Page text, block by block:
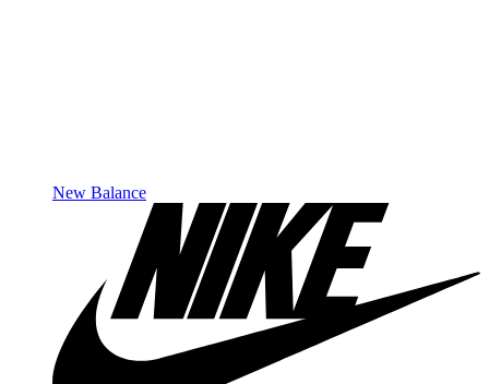
New Balance